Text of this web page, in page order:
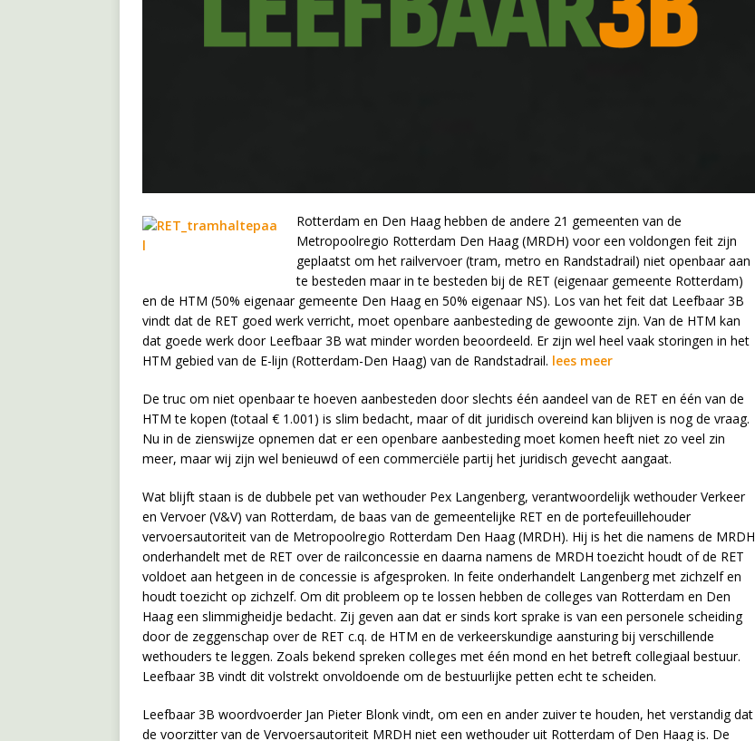
Rotterdam en Den Haag hebben de andere 21 gemeenten van de
Metropoolregio Rotterdam Den Haag (MRDH) voor een voldongen feit zijn
geplaatst om het railvervoer (tram, metro en Randstadrail) niet openbaar aan
te besteden maar in te besteden bij de RET (eigenaar gemeente Rotterdam)
en de HTM (50% eigenaar gemeente Den Haag en 50% eigenaar NS). Los van het feit dat Leefbaar 3B
vindt dat de RET goed werk verricht, moet openbare aanbesteding de gewoonte zijn. Van de HTM kan
dat goede werk door Leefbaar 3B wat minder worden beoordeeld. Er zijn wel heel vaak storingen in het
HTM gebied van de E-lijn (Rotterdam-Den Haag) van de Randstadrail. lees meer
De truc om niet openbaar te hoeven aanbesteden door slechts één aandeel van de RET en één van de
HTM te kopen (totaal € 1.001) is slim bedacht, maar of dit juridisch overeind kan blijven is nog de vraag.
Nu in de zienswijze opnemen dat er een openbare aanbesteding moet komen heeft niet zo veel zin
meer, maar wij zijn wel benieuwd of een commerciële partij het juridisch gevecht aangaat.
Wat blijft staan is de dubbele pet van wethouder Pex Langenberg, verantwoordelijk wethouder Verkeer
en Vervoer (V&V) van Rotterdam, de baas van de gemeentelijke RET en de portefeuillehouder
vervoersautoriteit van de Metropoolregio Rotterdam Den Haag (MRDH). Hij is het die namens de MRDH
onderhandelt met de RET over de railconcessie en daarna namens de MRDH toezicht houdt of de RET
voldoet aan hetgeen in de concessie is afgesproken. In feite onderhandelt Langenberg met zichzelf en
houdt toezicht op zichzelf. Om dit probleem op te lossen hebben de colleges van Rotterdam en Den
Haag een slimmigheidje bedacht. Zij geven aan dat er sinds kort sprake is van een personele scheiding
door de zeggenschap over de RET c.q. de HTM en de verkeerskundige aansturing bij verschillende
wethouders te leggen. Zoals bekend spreken colleges met één mond en het betreft collegiaal bestuur.
Leefbaar 3B vindt dit volstrekt onvoldoende om de bestuurlijke petten echt te scheiden.
Leefbaar 3B woordvoerder Jan Pieter Blonk vindt, om een en ander zuiver te houden, het verstandig dat
de voorzitter van de Vervoersautoriteit MRDH niet een wethouder uit Rotterdam of Den Haag is. De